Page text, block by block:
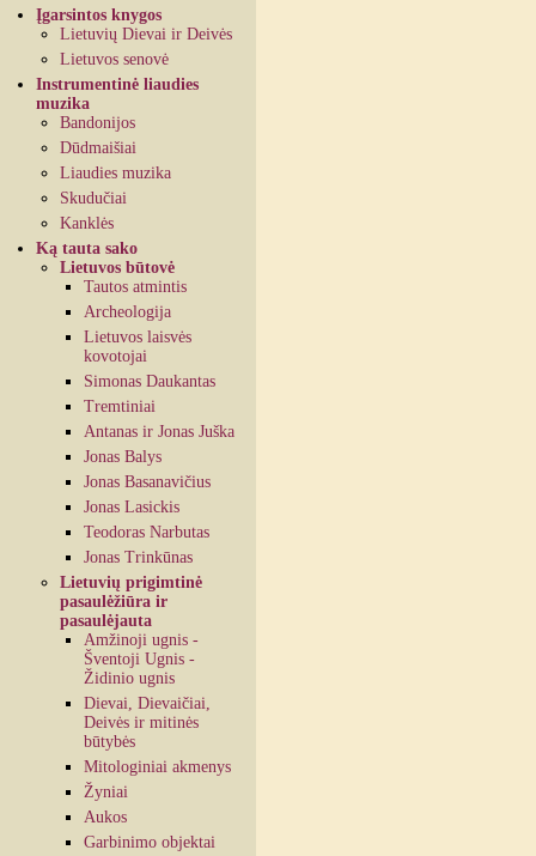
Įgarsintos knygos
Lietuvių Dievai ir Deivės
Lietuvos senovė
Instrumentinė liaudies
muzika
Bandonijos
Dūdmaišiai
Liaudies muzika
Skudučiai
Kanklės
Ką tauta sako
Lietuvos būtovė
Tautos atmintis
Archeologija
Lietuvos laisvės
kovotojai
Simonas Daukantas
Tremtiniai
Antanas ir Jonas Juška
Jonas Balys
Jonas Basanavičius
Jonas Lasickis
Teodoras Narbutas
Jonas Trinkūnas
Lietuvių prigimtinė
pasaulėžiūra ir
pasaulėjauta
Amžinoji ugnis -
Šventoji Ugnis -
Židinio ugnis
Dievai, Dievaičiai,
Deivės ir mitinės
būtybės
Mitologiniai akmenys
Žyniai
Aukos
Garbinimo objektai